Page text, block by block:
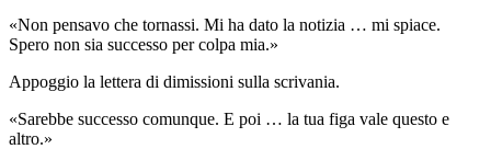
«Non pensavo che tornassi. Mi ha dato la notizia … mi spiace.
Spero non sia successo per colpa mia.»
Appoggio la lettera di dimissioni sulla scrivania.
«Sarebbe successo comunque. E poi … la tua figa vale questo e
altro.»